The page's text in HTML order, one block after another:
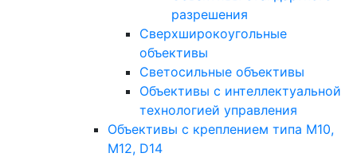
разрешения
Сверхширокоугольные
объективы
Светосильные объективы
Объективы с интеллектуальной
технологией управления
Объективы с креплением типа M10,
M12, D14